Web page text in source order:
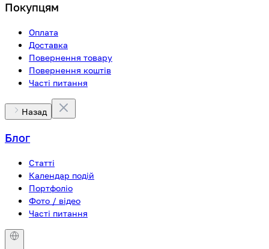
Покупцям
Оплата
Доставка
Повернення товару
Повернення коштів
Часті питання
Назад
Блог
Статті
Календар подій
Портфоліо
Фото / відео
Часті питання